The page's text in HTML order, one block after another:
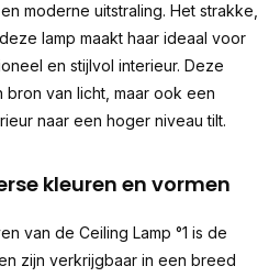
moderne uitstraling. Het strakke,
lamp maakt haar ideaal voor
en stijlvol interieur. Deze
bron van licht, maar ook een
naar een hoger niveau tilt.
kleuren en vormen
van de Ceiling Lamp °1 is de
zijn verkrijgbaar in een breed